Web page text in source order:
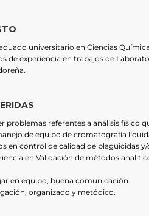
universitario en Ciencias
de experiencia en trabajos de
problemas referentes a análisis físico
de equipo de cromatografía
en control de calidad de plaguicidas
en Validación de métodos
en equipo, buena comunicación.
organizado y metódico.